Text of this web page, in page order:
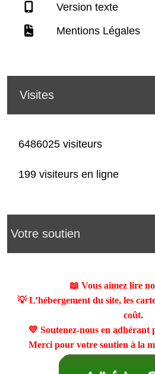
Version texte
Mentions Légales
Visites
6486025 visiteurs
199 visiteurs en ligne
Votre soutien
📖 Vous aimez lire
💡 L’hébergement du site, les
coût.
💛 Soutenez-nous en adhérant
Merci pour votre soutien à la